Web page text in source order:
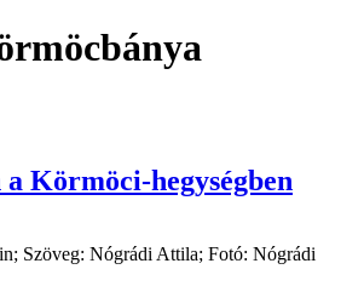
Körmöci-hegységben
Szöveg: Nógrádi Attila; Fotó: Nógrádi